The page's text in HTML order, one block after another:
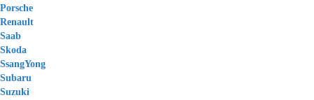
Porsche
Renault
Saab
Skoda
SsangYong
Subaru
Suzuki